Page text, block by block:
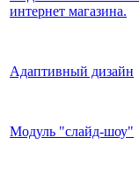
интернет магазина.
Адаптивный дизайн
Модуль "слайд-шоу"